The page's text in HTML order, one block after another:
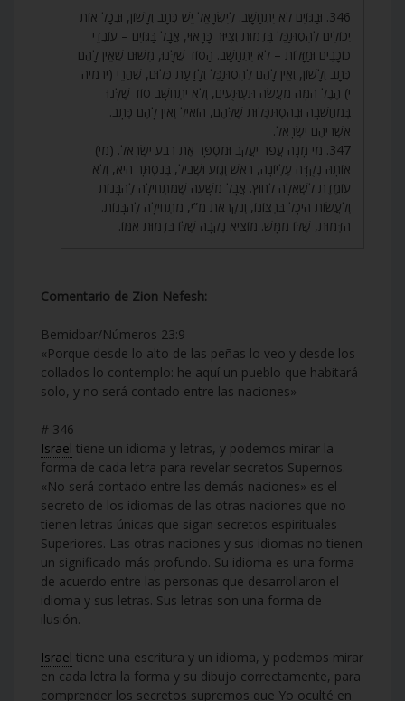
346. וּבַגּוֹיִם לֹא יִתְחַשָּׁב. לְיִשְׂרָאֵל יֵשׁ כְּתָב וְלָשׁוֹן, וּבְכָל אוֹת
יְכוֹלִים לְהִסְתַּכֵּל בִּדְמוּת וְצִיּוּר כָּרָאוּי, אֲבָל בַּגּוֹיִם – עוֹבְדֵי
כוֹכָבִים וּמַזָּלוֹת – לֹא יִתְחַשָּׁב. הַסּוֹד שֶׁלָּנוּ, מִשּׁוּם שֶׁאֵין לָהֶם
כְּתָב וְלָשׁוֹן, וְאֵין לָהֶם לְהִסְתַּכֵּל וְלָדַעַת כְּלוּם, שֶׁהֲרֵי (ירמיה
י) הֶבֶל הֵמָּה מַעֲשֵׂה תַּעְתֻּעִים, וְלֹא יִתְחַשָּׁב סוֹד שֶׁלָּנוּ
בְּמַחֲשָׁבָה וּבְהִסְתַּכְּלוּת שֶׁלָּהֶם, הוֹאִיל וְאֵין לָהֶם כְּתָב.
אַשְׁרֵיהֶם יִשְׂרָאֵל.
347. מִי מָנָה עֲפַר יַעֲקֹב וּמִסְפָּר אֶת רֹבַע יִשְׂרָאֵל. (מִי)
אוֹתָהּ נְקֻדָּה עֶלְיוֹנָה, רֹאשׁ וְגֶזַע וּשְׁבִיל, בְּנִסְתָּר הִיא, וְלֹא
עוֹמֶדֶת לִשְׁאֵלָה לַחוּץ. אֲבָל מִשָּׁעָה שֶׁמַּתְחִילָה לְהִבָּנוֹת
וְלַעֲשׂוֹת הֵיכָל בִּרְצוֹנוֹ, וְנִקְרֵאת מִ”י, מַתְחִילָה לְהִבָּנוֹת.
הַדְּמוּת, שֶׁלּוֹ מַמָּשׁ. מוֹצִיא נְקֵבָה שֶׁלּוֹ בִּדְמוּת אִמּוֹ.
Comentario de Zion Nefesh:
Bemidbar/Números 23:9
«Porque desde lo alto de las peñas lo veo y desde los
collados lo contemplo: he aquí un pueblo que habitará
solo, y no será contado entre las naciones»
# 346
Israel tiene un idioma y letras, y podemos mirar la
forma de cada letra para revelar secretos Supernos.
«No será contado entre las demás naciones» es el
secreto de los idiomas de las otras naciones que no
tienen letras únicas que sigan secretos espirituales
Superiores. Las otras naciones y sus idiomas no tienen
un significado más profundo. Su idioma es una forma
de acuerdo entre las personas que desarrollaron el
idioma y sus letras. Sus letras son una forma de
ilusión.
Israel tiene una escritura y un idioma, y podemos mirar
en cada letra la forma y su dibujo correctamente, para
comprender los secretos supremos que Yo oculté en